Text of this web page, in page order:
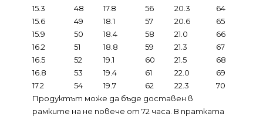
15.3
48 17.8 56 20.3
64
15.6
49 18.1 57 20.6
65
15.9
50 18.4 58 21.0
66
16.2
51 18.8 59 21.3
67
16.5
52 19.1 60 21.5
68
16.8
53 19.4 61 22.0
69
17.2
54 19.7 62 22.3
70
Продуктът може да бъде доставен в
рамките на не повече от 72 часа. В пратката